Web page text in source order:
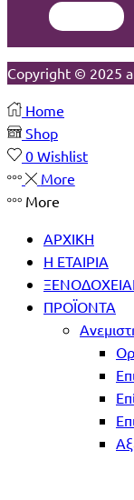
Copyright © 2025
Home
Shop
0 Wishlist
More
More
ΑΡΧΙΚΗ
Η ΕΤΑΙΡΙΑ
ΠΡΟΪΟΝΤΑ